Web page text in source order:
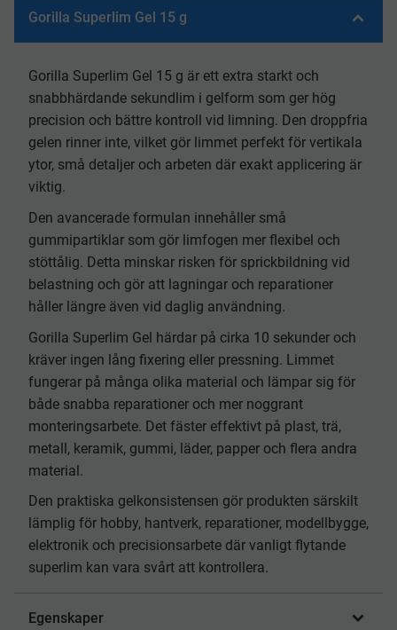
Gorilla Superlim Gel 15 g
Gorilla Superlim Gel 15 g är ett extra starkt och
snabbhärdande sekundlim i gelform som ger hög
precision och bättre kontroll vid limning. Den droppfria
gelen rinner inte, vilket gör limmet perfekt för vertikala
ytor, små detaljer och arbeten där exakt applicering är
viktig.
Den avancerade formulan innehåller små
gummipartiklar som gör limfogen mer flexibel och
stöttålig. Detta minskar risken för sprickbildning vid
belastning och gör att lagningar och reparationer
håller längre även vid daglig användning.
Gorilla Superlim Gel härdar på cirka 10 sekunder och
kräver ingen lång fixering eller pressning. Limmet
fungerar på många olika material och lämpar sig för
både snabba reparationer och mer noggrant
monteringsarbete. Det fäster effektivt på plast, trä,
metall, keramik, gummi, läder, papper och flera andra
material.
Den praktiska gelkonsistensen gör produkten särskilt
lämplig för hobby, hantverk, reparationer, modellbygge,
elektronik och precisionsarbete där vanligt flytande
superlim kan vara svårt att kontrollera.
Egenskaper